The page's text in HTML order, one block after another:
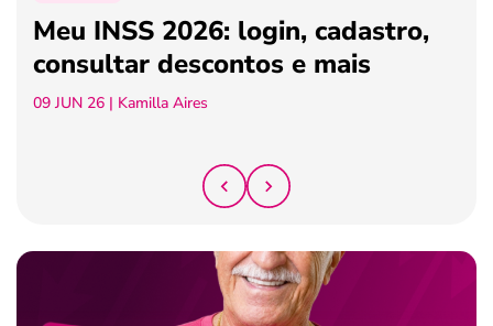
Meu INSS 2026: login, cadastro,
consultar descontos e mais
09 JUN 26 | Kamilla Aires